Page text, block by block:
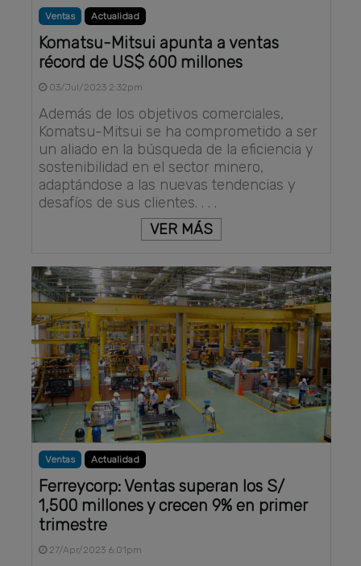
Ventas Actualidad
Komatsu-Mitsui apunta a ventas
récord de US$ 600 millones
03/Jul/2023 2:32pm
Además de los objetivos comerciales,
Komatsu-Mitsui se ha comprometido a ser
un aliado en la búsqueda de la eficiencia y
sostenibilidad en el sector minero,
adaptándose a las nuevas tendencias y
desafíos de sus clientes. . . .
VER MÁS
Ventas Actualidad
Ferreycorp: Ventas superan los S/
1,500 millones y crecen 9% en primer
trimestre
27/Apr/2023 6:01pm